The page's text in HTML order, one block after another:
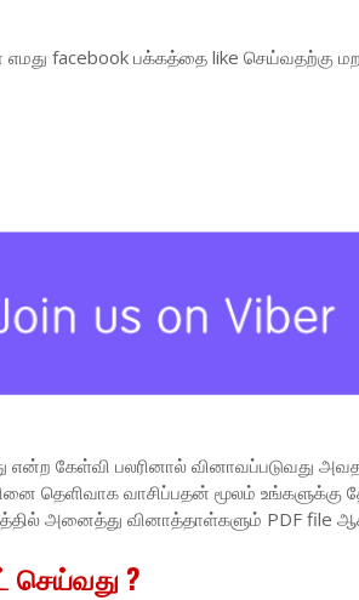
facebook பக்கத்தை like செய்வதற்கு
கேள்வி பலரினால் வினாவப்படுவது
தெளிவாக வாசிப்பதன் மூலம்
அனைத்து வினாத்தாள்களும் PDF file
செய்வது ?